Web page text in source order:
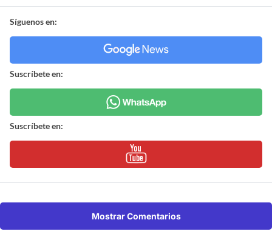
Síguenos en:
Suscríbete en:
Suscríbete en:
Mostrar Comentarios